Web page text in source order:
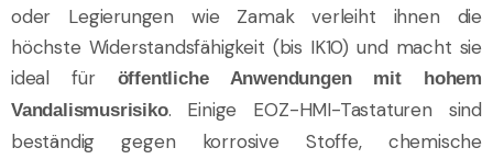
oder Legierungen wie Zamak verleiht ihnen die
höchste Widerstandsfähigkeit (bis IK10) und macht sie
ideal für öffentliche Anwendungen
mit hohem
Vandalismusrisiko. Einige EOZ-HMI-Tastaturen sind
beständig gegen korrosive Stoffe, chemische